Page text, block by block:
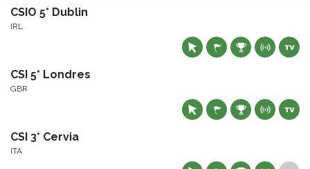
CSIO 5* Dublin
IRL
CSI 5* Londres
GBR
CSI 3* Cervia
ITA